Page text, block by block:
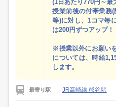
(1日あたり770円～最
授業前後の付帯業務
等)に対し、1コマ毎
は200円ずつアップ！
※授業以外にお願い
については、時給
します。
最寄り駅 JR高崎線 熊谷駅